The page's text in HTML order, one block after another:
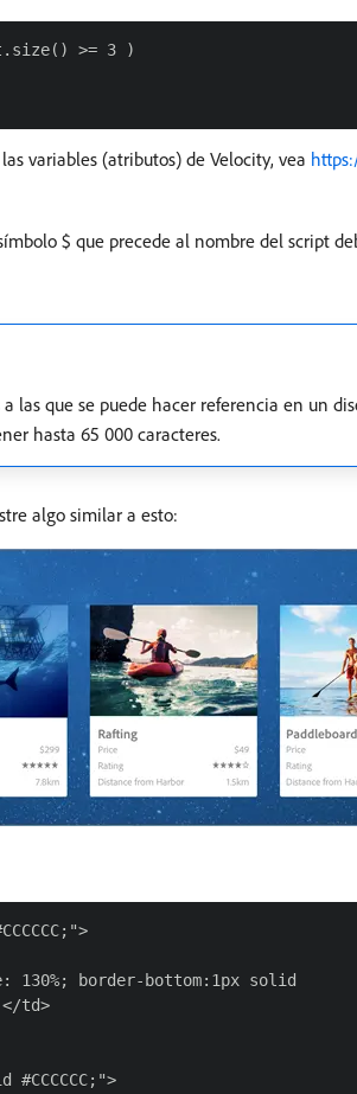
>= 3 )
variables (atributos) de Velocity, vea
$ que precede al nombre del script
las que se puede hacer referencia en un
hasta 65 000 caracteres.
algo similar a esto:
border-bottom:1px solid
</td>